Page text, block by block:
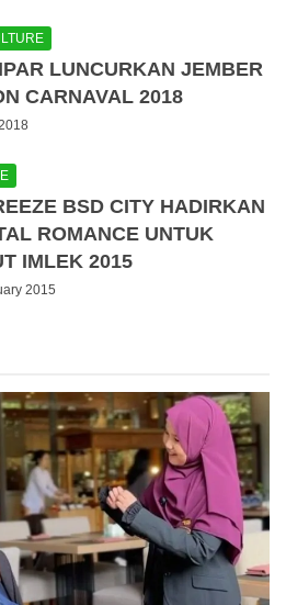
LUNCURKAN JEMBER
CARNAVAL 2018
BSD CITY HADIRKAN
ROMANCE UNTUK
IMLEK 2015
2015